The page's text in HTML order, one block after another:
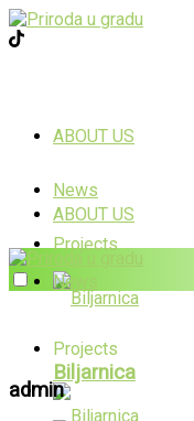
ABOUT US
News
Projects
Biljarnica
ABOUT US
News
Projects
admin